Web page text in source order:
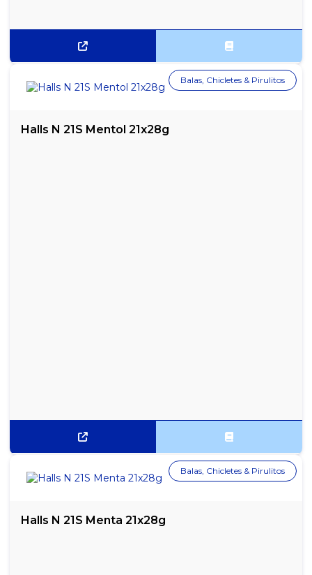
REFIL DE TINTA EPSON T544 PRETO ORIGINAL
REFIL TINTA COMPATÍVEL CANON BLACK GL-190 70ML
Halls N 21S Mentol 21x28g
Balas, Chicletes & Pirulitos
Halls N 21S Menta 21x28g
Balas, Chicletes & Pirulitos